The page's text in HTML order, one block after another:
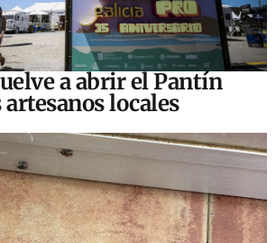
a abrir el Pantín
artesanos locales